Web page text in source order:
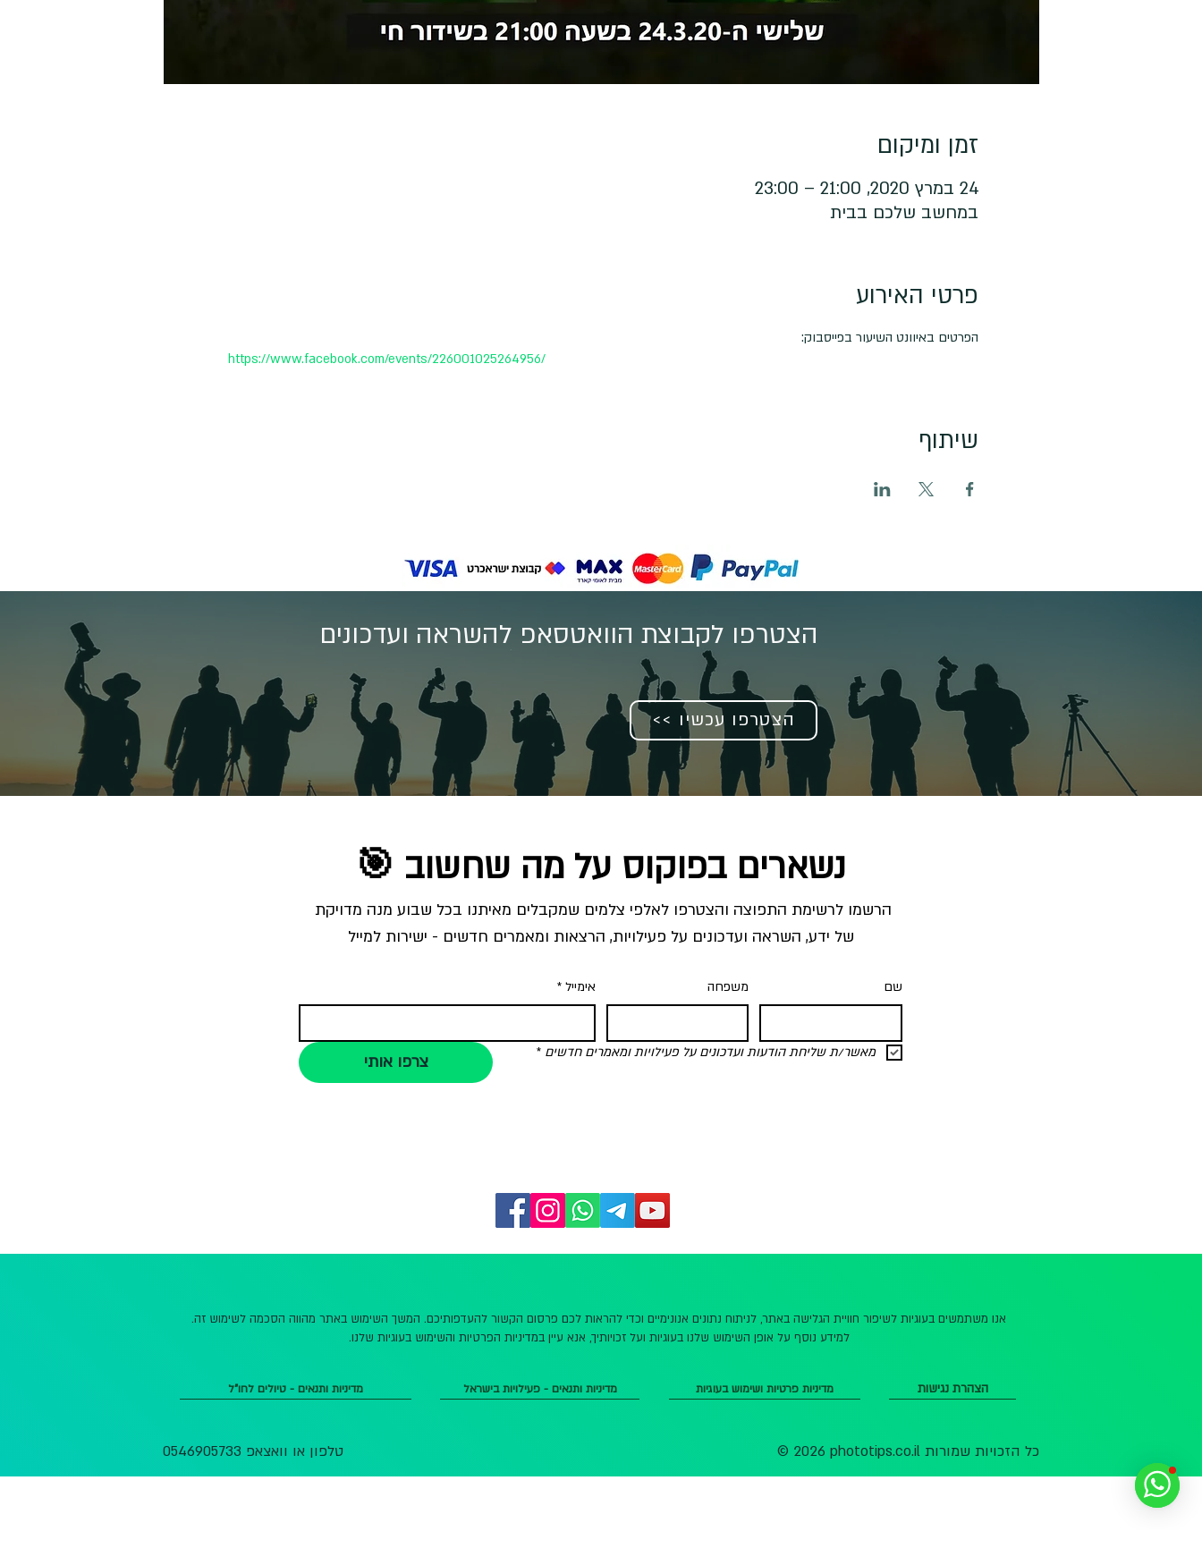
זמן ומיקום
24 במרץ 2020, 21:00 – 23:00
במחשב שלכם בבית
פרטי האירוע
הפרטים באיוונט השיעור בפייסבוק:
https://www.facebook.com/events/226001025264956/
שיתוף
הצטרפו לקבוצת הוואטסאפ להשראה ועדכונים
<< הצטרפו עכשיו
נשארים בפוקוס על מה שחשוב 🎯
של ידע, השראה ועדכונים על פעילויות, הרצאות ומאמרים חדשים - ישירות למייל
שם משפחה אימייל *
מאשר/ת שליחת הודעות ועדכונים על פעילויות ומאמרים חדשים * צרפו אותי
אנו משתמשים בעוגיות לשיפור חוויית הגלישה באתר, לניתוח נתונים אנונימיים וכדי להראות לכם פרסום הקשור להעדפותיכם. המשך השימוש באתר מהווה הסכמה לשימוש זה.
למידע נוסף על אופן השימוש שלנו בעוגיות ועל זכויותיך, אנא עיין במדיניות הפרטיות והשימוש בעוגיות שלנו.
מדיניות ותנאים - טיולים לחו"ל מדיניות ותנאים - פעילויות בישראל מדיניות פרטיות ושימוש בעוגיות הצהרת נגישות
טלפון או וואצאפ 0546905733 © 2026 phototips.co.il כל הזכויות שמורות